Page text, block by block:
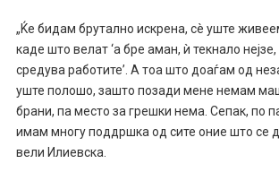
„Ќе бидам брутално искрена, сè уште
каде што велат ‘а бре аман, ѝ текнало нејзе,
средува работите’. А тоа што доаѓам од
уште полошо, зашто позади мене немам
брани, па место за грешки нема. Сепак, по
имам многу поддршка од сите оние што се
вели Илиевска.